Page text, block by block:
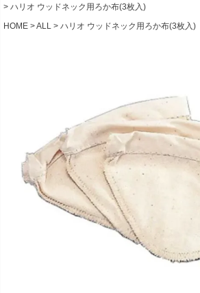
ハリオ ウッドネック用ろか布(3枚入)
HOME
ALL ハリオ ウッドネック用ろか布(3枚入)